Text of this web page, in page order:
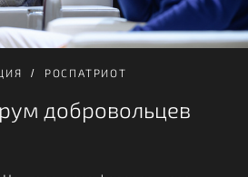
РОСПАТРИОТ
добровольцев